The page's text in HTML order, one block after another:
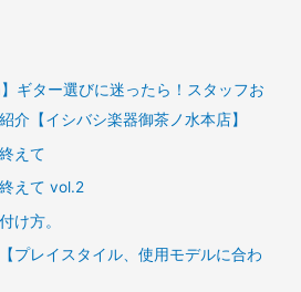
ギター選びに迷ったら！スタッフお
介【イシバシ楽器御茶ノ水本店】
えて
えて vol.2
け方。
プレイスタイル、使用モデルに合わ